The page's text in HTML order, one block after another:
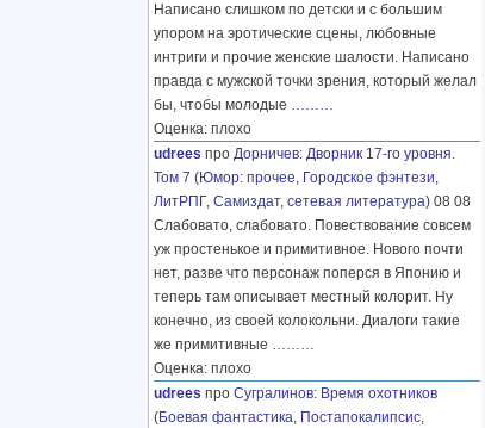
Написано слишком по детски и с большим
упором на эротические сцены, любовные
интриги и прочие женские шалости. Написано
правда с мужской точки зрения, который желал
бы, чтобы молодые ………
Оценка: плохо
udrees про Дорничев: Дворник 17-го уровня.
Том 7 (Юмор: прочее, Городское фэнтези,
ЛитРПГ, Самиздат, сетевая литература) 08 08
Слабовато, слабовато. Повествование совсем
уж простенькое и примитивное. Нового почти
нет, разве что персонаж поперся в Японию и
теперь там описывает местный колорит. Ну
конечно, из своей колокольни. Диалоги такие
же примитивные ………
Оценка: плохо
udrees про Сугралинов: Время охотников
(Боевая фантастика, Постапокалипсис,